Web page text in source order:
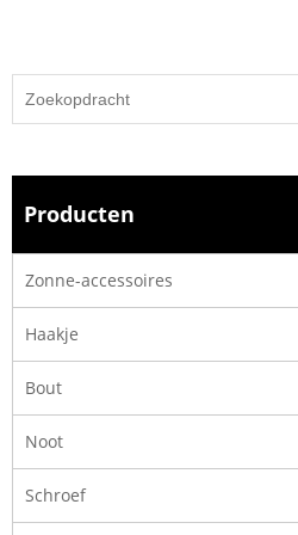
Producten
Zonne-accessoires
Haakje
Bout
Noot
Schroef